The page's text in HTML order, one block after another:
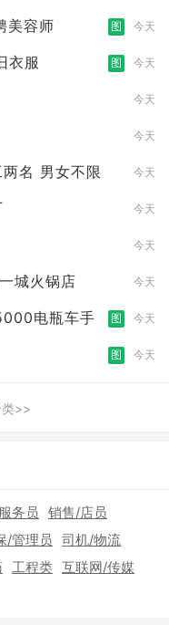
美容师 图 今天
衣服 图 今天
今天
今天
名 男女不限 今天
今天
今天
城火锅店 今天
电瓶车手 图 今天
图 今天
>>
务员 销售/店员
/管理员 司机/物流
工程类 互联网/传媒